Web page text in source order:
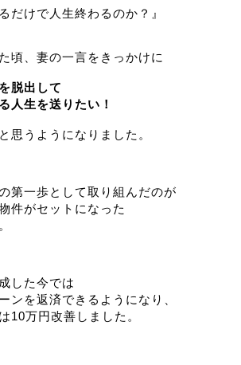
だけで人生終わるのか？』
頃、妻の一言をきっかけに
脱出して
人生を送りたい！
思うようになりました。
第一歩として取り組んだのが
件がセットになった
した今では
ンを返済できるようになり、
10万円改善しました。